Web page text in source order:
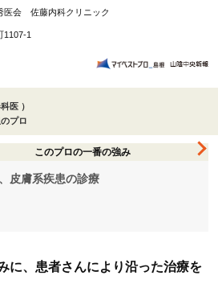
会 佐藤内科クリニック
1107-1
医 ）
プロ
このプロの一番の強み
皮膚系疾患の診療
に、患者さんにより沿った治療を